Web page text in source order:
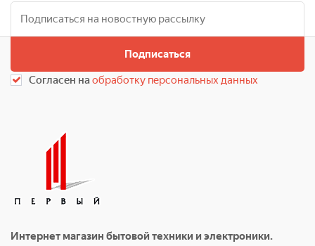
Подписаться
Согласен наобработку персональных данных
Интернет магазин бытовой техники и электроники.